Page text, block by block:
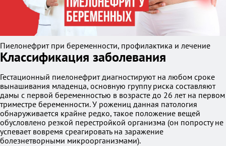
Пиелонефрит при беременности, профилактика и лечение
Классификация заболевания
Гестационный пиелонефрит диагностируют на любом сроке
вынашивания младенца, основную группу риска составляют
дамы с первой беременностью в возрасте до 26 лет на первом
триместре беременности. У рожениц данная патология
обнаруживается крайне редко, такое положение вещей
обусловлено резкой перестройкой организма (он попросту не
успевает вовремя среагировать на заражение
болезнетворными микроорганизмами).